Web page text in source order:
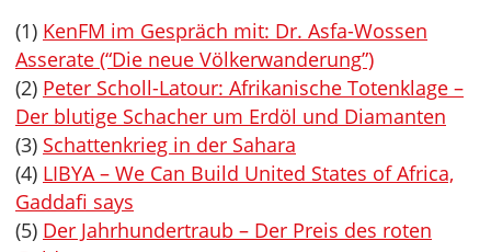
(1) KenFM im Gespräch mit: Dr. Asfa-Wossen
Asserate (“Die neue Völkerwanderung”)
(2) Peter Scholl-Latour: Afrikanische Totenklage –
Der blutige Schacher um Erdöl und Diamanten
(3) Schattenkrieg in der Sahara
(4) LIBYA – We Can Build United States of Africa,
Gaddafi says
(5) Der Jahrhundertraub – Der Preis des roten